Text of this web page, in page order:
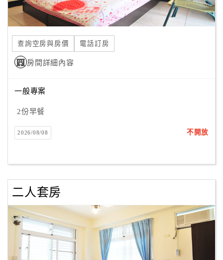
訂
管
理
會
帳
戶
絡
單
線
查詢空房與房價 電話訂房
房間詳細內容
一般專案
2份早餐
2026/08/08 不開放
二人套房